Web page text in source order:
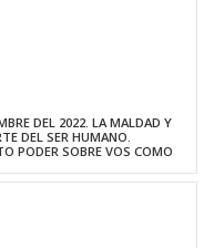
DEL 2022. LA MALDAD Y
DEL SER HUMANO.
PODER SOBRE VOS COMO